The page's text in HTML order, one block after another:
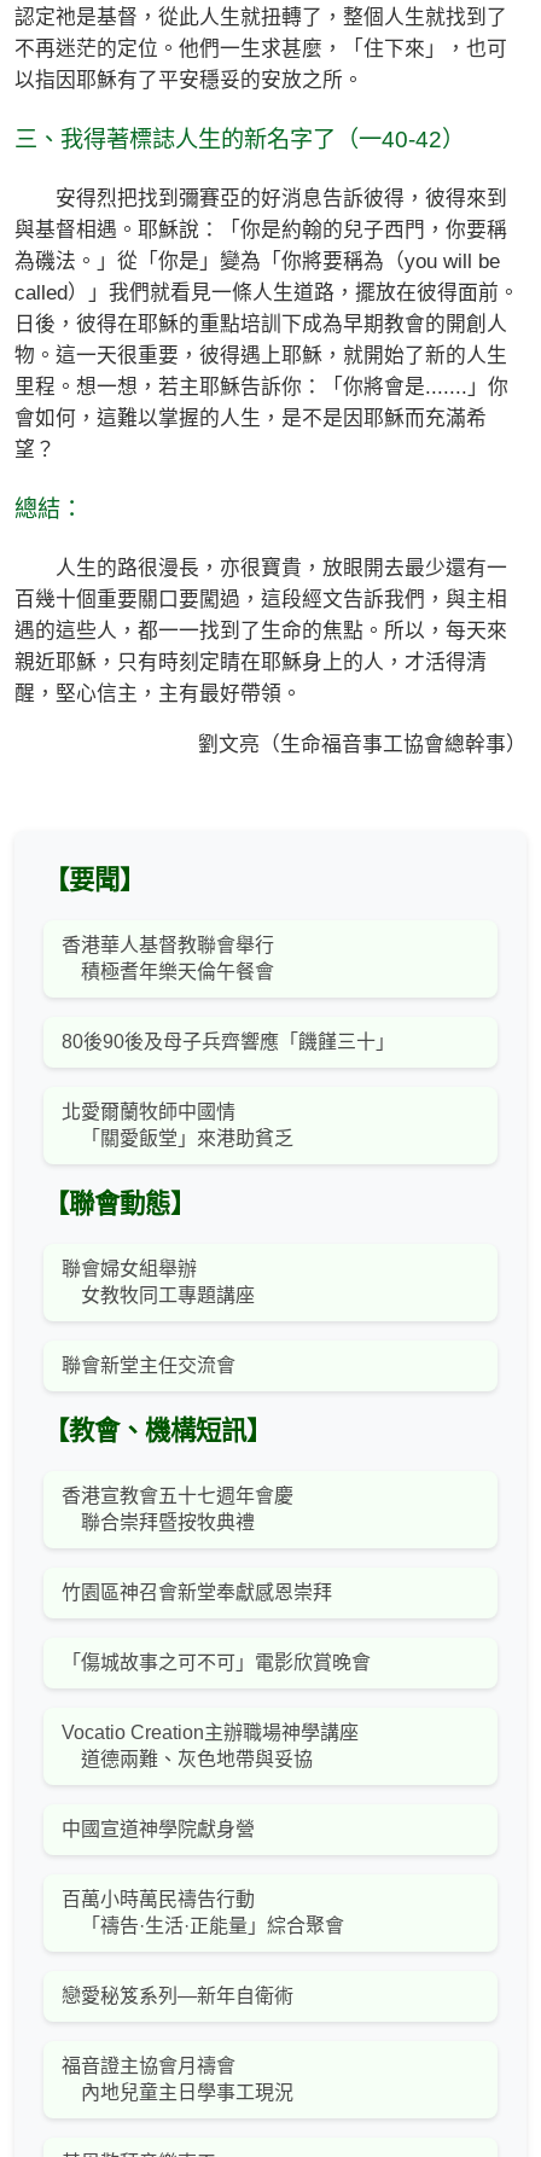
認定祂是基督，從此人生就扭轉了，整個人生就找到了
不再迷茫的定位。他們一生求甚麼，「住下來」，也可
以指因耶穌有了平安穩妥的安放之所。
三、我得著標誌人生的新名字了（一40-42）
安得烈把找到彌賽亞的好消息告訴彼得，彼得來到
與基督相遇。耶穌說：「你是約翰的兒子西門，你要稱
為磯法。」從「你是」變為「你將要稱為（you will be
called）」我們就看見一條人生道路，擺放在彼得面前。
日後，彼得在耶穌的重點培訓下成為早期教會的開創人
物。這一天很重要，彼得遇上耶穌，就開始了新的人生
里程。想一想，若主耶穌告訴你：「你將會是.......」你
會如何，這難以掌握的人生，是不是因耶穌而充滿希
望？
總結：
人生的路很漫長，亦很寶貴，放眼開去最少還有一
百幾十個重要關口要闖過，這段經文告訴我們，與主相
遇的這些人，都一一找到了生命的焦點。所以，每天來
親近耶穌，只有時刻定睛在耶穌身上的人，才活得清
醒，堅心信主，主有最好帶領。
劉文亮（生命福音事工協會總幹事）
【要聞】
香港華人基督教聯會舉行
積極耆年樂天倫午餐會
80後90後及母子兵齊響應「饑饉三十」
北愛爾蘭牧師中國情
「關愛飯堂」來港助貧乏
【聯會動態】
聯會婦女組舉辦
女教牧同工專題講座
聯會新堂主任交流會
【教會、機構短訊】
香港宣教會五十七週年會慶
聯合崇拜暨按牧典禮
竹園區神召會新堂奉獻感恩崇拜
「傷城故事之可不可」電影欣賞晚會
Vocatio Creation主辦職場神學講座
道德兩難、灰色地帶與妥協
中國宣道神學院獻身營
百萬小時萬民禱告行動
「禱告·生活·正能量」綜合聚會
戀愛秘笈系列—新年自衛術
福音證主協會月禱會
內地兒童主日學事工現況